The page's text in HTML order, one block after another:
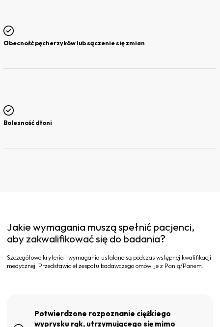
Obecność pęcherzyków lub sączenie się zmian
Bolesność dłoni
Jakie wymagania muszą spełnić pacjenci,
aby zakwalifikować się do badania?
Szczegółowe kryteria i wymagania ustalane są podczas wstępnej kwalifikacji
medycznej. Przedstawiciel zespołu badawczego omówi je z Panią/Panem.
Potwierdzone rozpoznanie ciężkiego
wyprysku rąk, utrzymującego się mimo